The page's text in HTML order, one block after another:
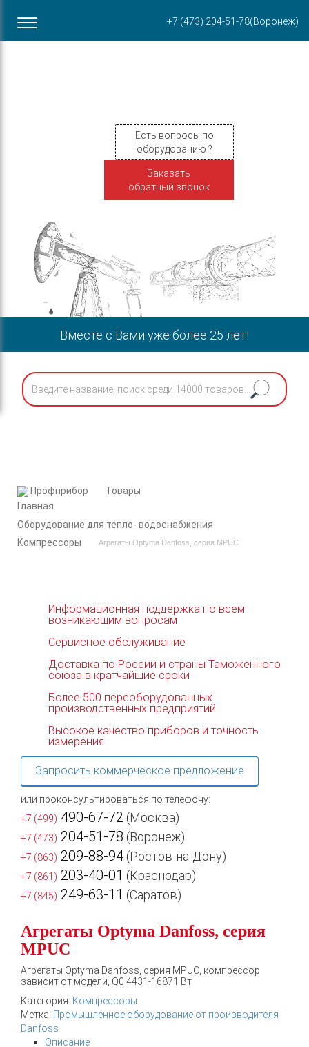
+7 (473) 204-51-78(Воронеж)
ул. Пирогова, 87Б
Есть вопросы по
оборудованию ?
Заказать
обратный звонок
Вместе с Вами уже более 25 лет!
Профприбор Товары
Оборудование для тепло- водоснабжения
Компрессоры
Агрегаты Optyma Danfoss, серия MPUC
Информационная поддержка по всем
возникающим вопросам
Сервисное обслуживание
Доставка по России и страны Таможенного
союза в кратчайшие сроки
Более 500 переоборудованных
производственных предприятий
Высокое качество приборов и точность
измерения
Запросить коммерческое предложение
или проконсультироваться по телефону:
+7 (499) 490-67-72 (Москва)
+7 (473) 204-51-78 (Воронеж)
+7 (863) 209-88-94 (Ростов-на-Дону)
+7 (861) 203-40-01 (Краснодар)
+7 (845) 249-63-11 (Саратов)
Агрегаты Optyma Danfoss, серия
MPUC
Агрегаты Optyma Danfoss, серия MPUC, компрессор
зависит от модели, Q0 4431-16871 Вт
Категория: Компрессоры
Метка: Промышленное оборудование от производителя
Danfoss
Описание